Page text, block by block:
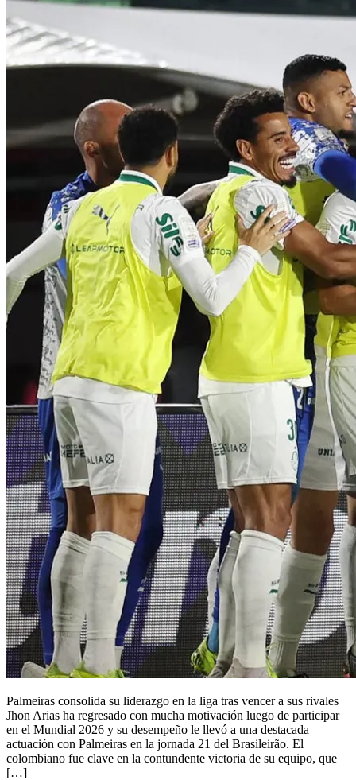
Palmeiras consolida su liderazgo en la liga tras vencer a sus rivales
Jhon Arias ha regresado con mucha motivación luego de participar
en el Mundial 2026 y su desempeño le llevó a una destacada
actuación con Palmeiras en la jornada 21 del Brasileirão. El
colombiano fue clave en la contundente victoria de su equipo, que
[…]